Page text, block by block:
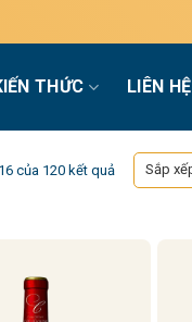
THỨC LIÊN HỆ
của 120 kết quảĐã
sắp